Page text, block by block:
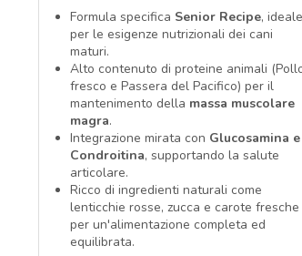
Formula specifica Senior Recipe, ideale
per le esigenze nutrizionali dei cani
maturi.
Alto contenuto di proteine animali
fresco e Passera del Pacifico) per il
mantenimento della massa muscolare
magra.
Integrazione mirata con Glucosamina e
Condroitina, supportando la salute
articolare.
Ricco di ingredienti naturali come
lenticchie rosse, zucca e carote fresche
per un'alimentazione completa ed
equilibrata.